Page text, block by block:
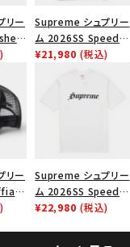
円 ～
在庫のない商品を表
絞り込んで検索
リー
ャ
Supreme シュプリー
ム 2026SS Speed
Tee スピードTシャツ
¥21,980 (税込)
リー
Supreme シュプリー
ム 2026SS Speed
Tee スピードTシャツ
¥22,980 (税込)